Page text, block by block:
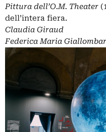
Pittura dell’O.M. Theater
dell’intera fiera.
Claudia Giraud
Federica Maria